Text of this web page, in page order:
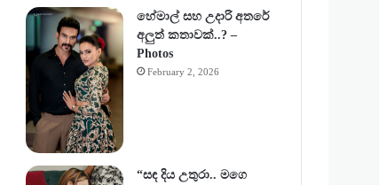
හේමාල් සහ උදාරි අතරේ
අලුත් කතාවක්..? –
Photos
February 2, 2026
“සඳ දිය උතුරා.. මගෙ